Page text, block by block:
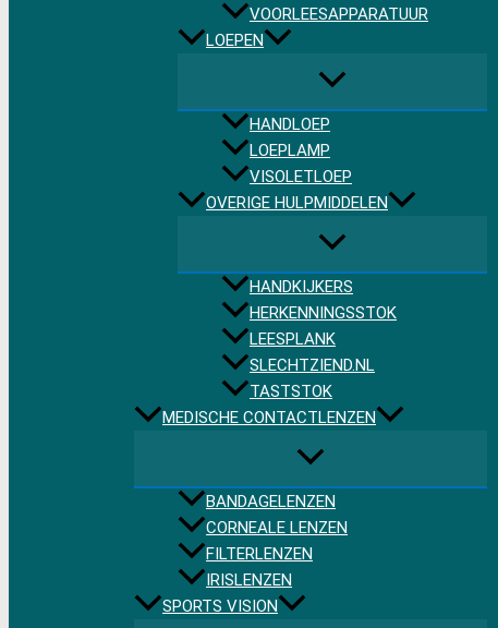
VOORLEESAPPARATUUR
LOEPEN
HANDLOEP
LOEPLAMP
VISOLETLOEP
OVERIGE HULPMIDDELEN
HANDKIJKERS
HERKENNINGSSTOK
LEESPLANK
SLECHTZIEND.NL
TASTSTOK
MEDISCHE CONTACTLENZEN
BANDAGELENZEN
CORNEALE LENZEN
FILTERLENZEN
IRISLENZEN
SPORTS VISION